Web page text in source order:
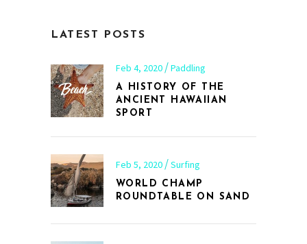
LATEST POSTS
Feb 4, 2020 Paddling
A HISTORY OF THE
ANCIENT HAWAIIAN
SPORT
Feb 5, 2020 Surfing
WORLD CHAMP
ROUNDTABLE ON SAND